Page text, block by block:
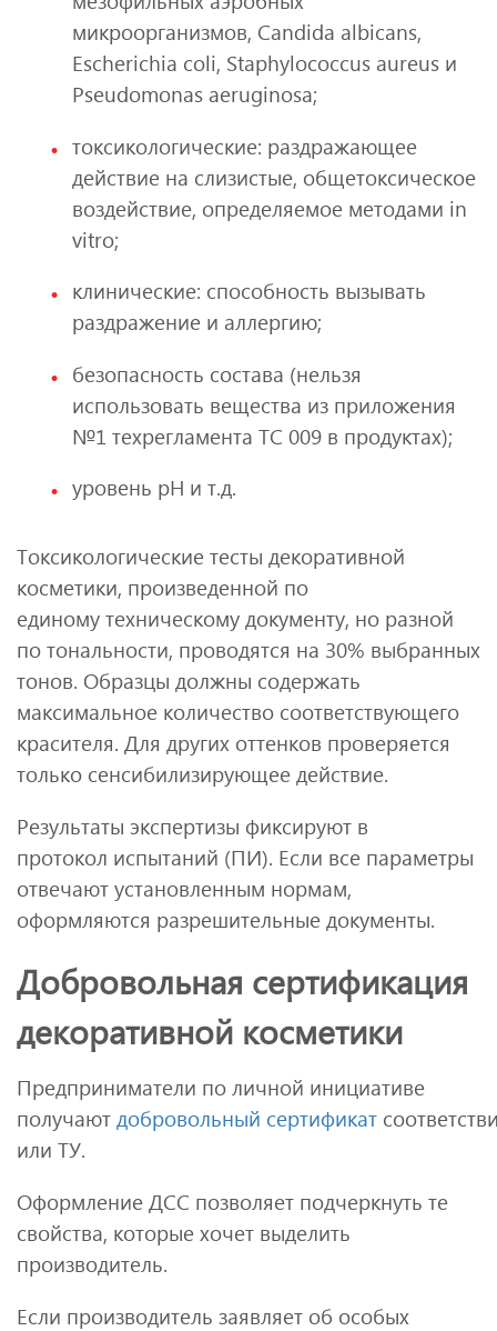
микроорганизмов, Candida albicans,
Escherichia coli, Staphylococcus aureus и
Pseudomonas aeruginosa;
токсикологические: раздражающее
действие на слизистые, общетоксическое
воздействие, определяемое методами in
vitro;
клинические: способность вызывать
раздражение и аллергию;
безопасность состава (нельзя
использовать вещества из приложения
№1 техрегламента ТС 009 в продуктах);
уровень pH и т.д.
Токсикологические тесты декоративной
косметики, произведенной по
единому техническому документу, но разной
по тональности, проводятся на 30% выбранных
тонов. Образцы должны содержать
максимальное количество соответствующего
красителя. Для других оттенков проверяется
только сенсибилизирующее действие.
Результаты экспертизы фиксируют в
протокол испытаний (ПИ). Если все параметры
отвечают установленным нормам,
оформляются разрешительные документы.
Добровольная сертификация
декоративной косметики
Предприниматели по личной инициативе
получают добровольный сертификат
или ТУ.
Оформление ДСС позволяет подчеркнуть те
свойства, которые хочет выделить
производитель.
Если производитель заявляет об особых